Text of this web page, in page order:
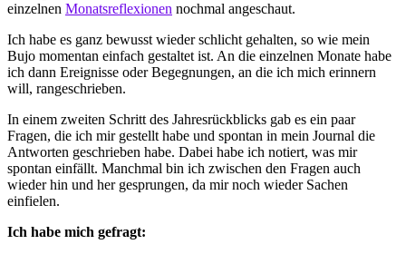
einzelnen Monatsreflexionen nochmal angeschaut.
Ich habe es ganz bewusst wieder schlicht gehalten, so wie mein
Bujo momentan einfach gestaltet ist. An die einzelnen Monate habe
ich dann Ereignisse oder Begegnungen, an die ich mich erinnern
will, rangeschrieben.
In einem zweiten Schritt des Jahresrückblicks gab es ein paar
Fragen, die ich mir gestellt habe und spontan in mein Journal die
Antworten geschrieben habe. Dabei habe ich notiert, was mir
spontan einfällt. Manchmal bin ich zwischen den Fragen auch
wieder hin und her gesprungen, da mir noch wieder Sachen
einfielen.
Ich habe mich gefragt: